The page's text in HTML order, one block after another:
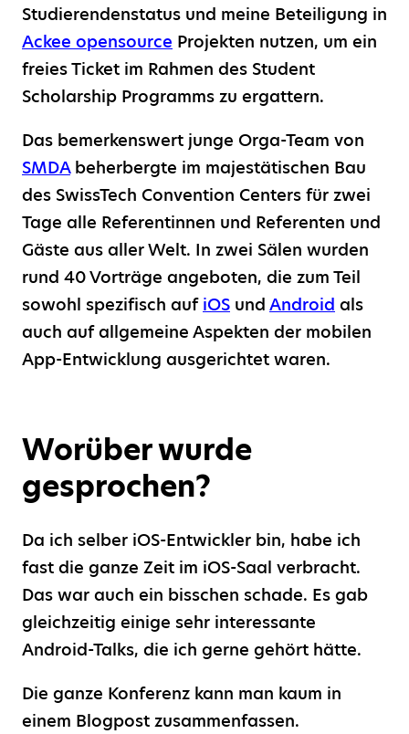
Studierendenstatus und meine Beteiligung in
Ackee opensource Projekten nutzen, um ein
freies Ticket im Rahmen des Student
Scholarship Programms zu ergattern.
Das bemerkenswert junge Orga-Team von
SMDAbeherbergte im majestätischen Bau
des SwissTech Convention Centers für zwei
Tage alle Referentinnen und Referenten und
Gäste aus aller Welt. In zwei Sälen wurden
rund 40 Vorträge angeboten, die zum Teil
sowohl spezifisch auf iOS und Android als
auch auf allgemeine Aspekten der mobilen
App-Entwicklung ausgerichtet waren.
Worüber wurde
gesprochen?
Da ich selber iOS-Entwickler bin, habe ich
fast die ganze Zeit im iOS-Saal verbracht.
Das war auch ein bisschen schade. Es gab
gleichzeitig einige sehr interessante
Android-Talks, die ich gerne gehört hätte.
Die ganze Konferenz kann man kaum in
einem Blogpost zusammenfassen.